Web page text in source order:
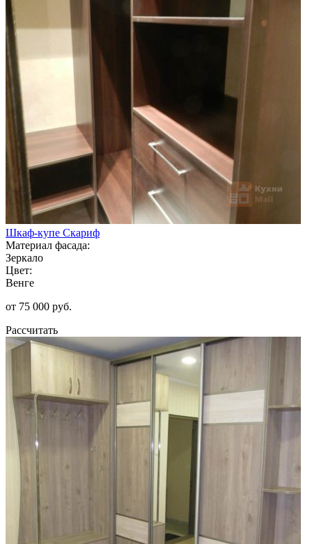
Шкаф-купе Скариф
Материал фасада:
Зеркало
Цвет:
Венге
от 75 000 руб.
Рассчитать